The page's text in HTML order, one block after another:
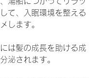
て、入眠環境を整える
します。
は髪の成長を助ける成
泌されます。